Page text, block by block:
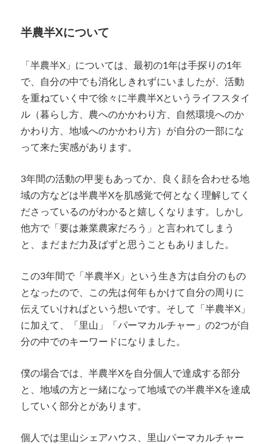
半農半Xについて
「半農半X」については、最初の1年は手探りの1年
で、自分の中でも消化しきれずにいましたが、活動
を重ねていく中で徐々に半農半Xというライフスタイ
ル（暮らし方、農へのかかわり方、自然環境へのか
かわり方、地域へのかかわり方）が自分の一部にな
って来た実感があります。
3年間の活動の甲斐もあってか、良く顔を合わせる地
域の方などは半農半Xを肌感覚で何となく理解してく
ださっているのがわかると嬉しくなります。しかし
他方で「要は兼業農家だろう」と言われてしまう
と、まだまだ力及ばずと思うこともありました。
この3年間で「半農半X」という生き方は自分のもの
となったので、この先は何年もかけて自分の周りに
伝えていければという想いです。そして「半農半X」
に加えて、「里山」「パーマカルチャー」の2つが自
分の中でのキーワードになりました。
僕の場合では、半農半Xを自分個人で達成する部分
と、地域の方と一緒になって地域での半農半Xを達成
していく部分とがあります。
個人では里山シェアハウス、里山パーマカルチャー